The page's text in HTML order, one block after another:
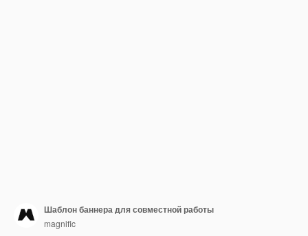
Шаблон баннера для совместной работы
magnific